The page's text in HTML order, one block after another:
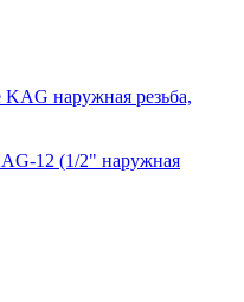
12 (1/2" наружная